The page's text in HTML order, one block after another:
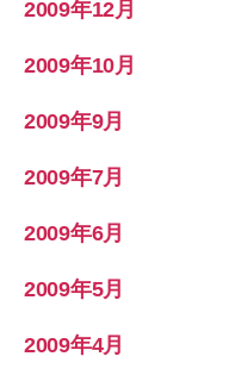
2009年12月
2009年10月
2009年9月
2009年7月
2009年6月
2009年5月
2009年4月